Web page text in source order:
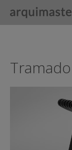
Tramado